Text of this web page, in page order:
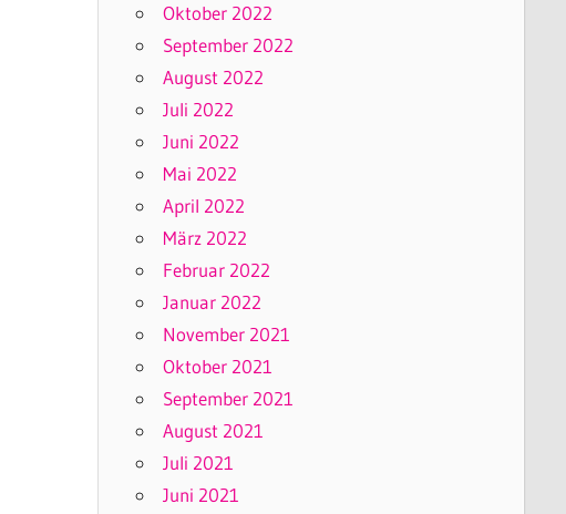
Oktober 2022
September 2022
August 2022
Juli 2022
Juni 2022
Mai 2022
April 2022
März 2022
Februar 2022
Januar 2022
November 2021
Oktober 2021
September 2021
August 2021
Juli 2021
Juni 2021